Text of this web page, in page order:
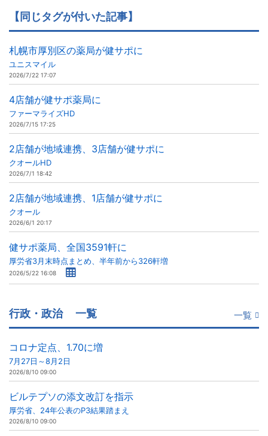
【同じタグが付いた記事】
札幌市厚別区の薬局が健サポに
ユニスマイル
2026/7/22 17:07
4店舗が健サポ薬局に
ファーマライズHD
2026/7/15 17:25
2店舗が地域連携、3店舗が健サポに
クオールHD
2026/7/1 18:42
2店舗が地域連携、1店舗が健サポに
クオール
2026/6/1 20:17
健サポ薬局、全国3591軒に
厚労省3月末時点まとめ、半年前から326軒増
2026/5/22 16:08
行政・政治 一覧 一覧
コロナ定点、1.70に増
7月27日～8月2日
2026/8/10 09:00
ビルテプソの添文改訂を指示
厚労省、24年公表のP3結果踏まえ
2026/8/10 09:00